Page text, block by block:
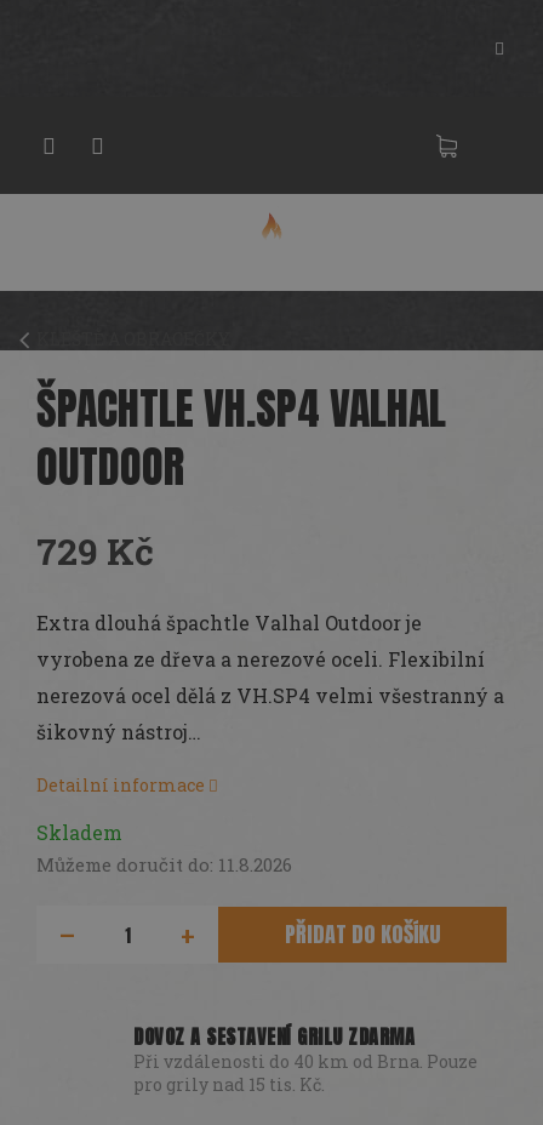
ŠPACHTLE VH.SP4 VALHAL
OUTDOOR
729 Kč
cena:
Skladem
Můžeme doručit do: 11.8.2026
PŘIDAT DO KOŠÍKU
Extra dlouhá špachtle Valhal Outdoor je
vyrobena ze dřeva a nerezové oceli. Flexibilní
nerezová ocel dělá z VH.SP4 velmi všestranný a
šikovný nástroj…
Detailní informace
DOVOZ A SESTAVENÍ GRILU ZDARMA
Při vzdálenosti do 40 km od Brna. Pouze
pro grily nad 15 tis. Kč.